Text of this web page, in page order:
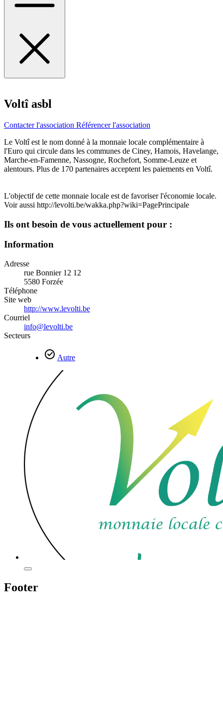
Voltî asbl
Contacter l'association Référencer l'association
Le Voltî est le nom donné à la monnaie locale complémentaire à
l'Euro qui circule dans les communes de Ciney, Hamois, Havelange,
Marche-en-Famenne, Nassogne, Rochefort, Somme-Leuze et
alentours. Plus de 170 partenaires acceptent les paiements en Voltî.
L'objectif de cette monnaie locale est de favoriser l'économie locale.
Voir aussi http://levolti.be/wakka.php?wiki=PagePrincipale
Ils ont besoin de vous actuellement pour :
Information
Adresse
rue Bonnier 12 12
5580 Forzée
Téléphone
Site web
http://www.levolti.be
Courriel
info@levolti.be
Secteurs
Autre
Footer